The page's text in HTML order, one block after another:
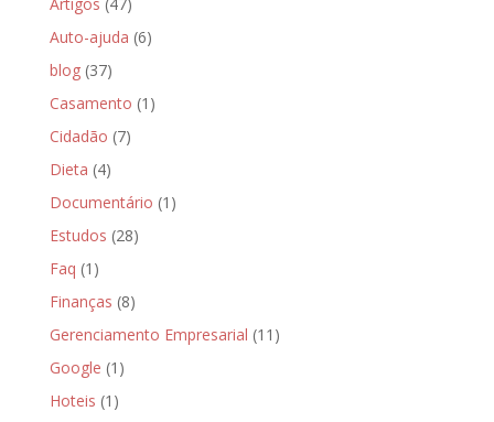
Auto-ajuda (6)
blog(37)
Casamento (1)
Cidadão (7)
Dieta (4)
Documentário (1)
Estudos (28)
Faq (1)
Finanças (8)
Gerenciamento Empresarial (11)
Google (1)
Hoteis (1)